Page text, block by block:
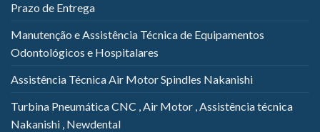
Prazo de Entrega
Manutenção e Assistência Técnica de Equipamentos
Odontológicos e Hospitalares
Assistência Técnica Air Motor Spindles Nakanishi
Turbina Pneumática CNC , Air Motor , Assistência técnica
Nakanishi , Newdental